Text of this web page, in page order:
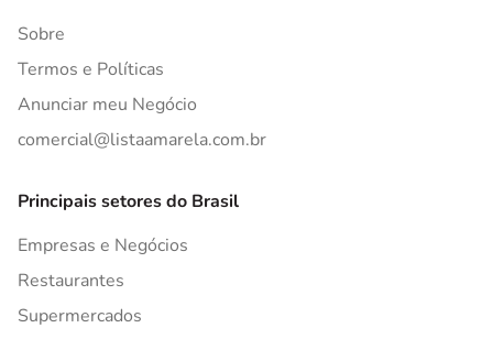
Sobre
Termos e Políticas
Anunciar meu Negócio
comercial@listaamarela.com.br
Principais setores do Brasil
Empresas e Negócios
Restaurantes
Supermercados